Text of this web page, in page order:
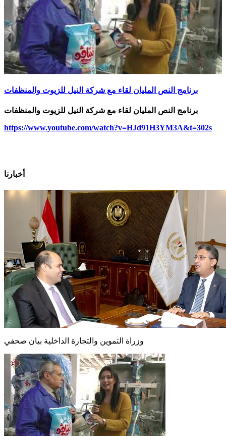
برنامج النص المليان لقاء مع شركة النيل للزيوت والمنظفات
برنامج النص المليان لقاء مع شركة النيل للزيوت والمنظفات
https://www.youtube.com/watch?v=HJd91H3YM3A&t=302s
أخبارنا
وزراة التموين والتجارة الداخلية بيان صحفي